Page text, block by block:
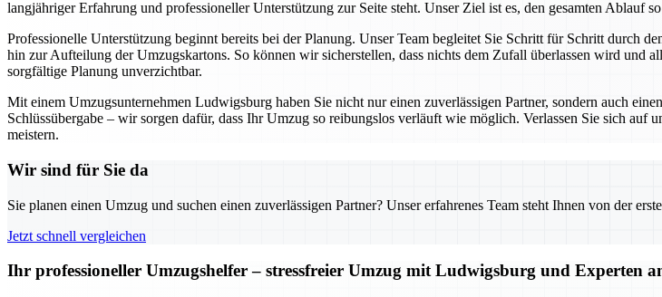
langjähriger Erfahrung und professioneller Unterstützung zur Seite steht. Unser Ziel ist es, den gesamten Ablauf
Professionelle Unterstützung beginnt bereits bei der Planung. Unser Team begleitet Sie Schritt für Schritt durch
hin zur Aufteilung der Umzugskartons. So können wir sicherstellen, dass nichts dem Zufall überlassen wird und
sorgfältige Planung unverzichtbar.
Mit einem Umzugsunternehmen Ludwigsburg haben Sie nicht nur einen zuverlässigen Partner, sondern auch
Schlüssübergabe – wir sorgen dafür, dass Ihr Umzug so reibungslos verläuft wie möglich. Verlassen Sie sich auf
meistern.
Wir sind für Sie da
Sie planen einen Umzug und suchen einen zuverlässigen Partner? Unser erfahrenes Team steht Ihnen von der
Jetzt schnell vergleichen
Ihr professioneller Umzugshelfer – stressfreier Umzug mit Ludwigsburg und Experten